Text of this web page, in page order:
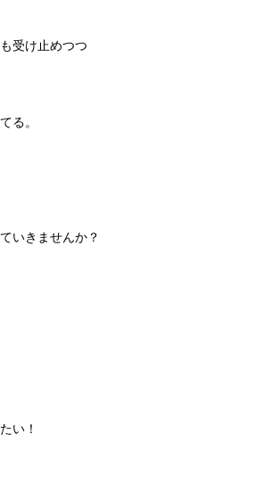
受け止めつつ
る。
いきませんか？
い！